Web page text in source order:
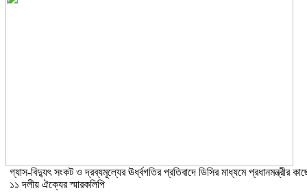
গ্যাস-বিদ্যুৎ সংকট ও দ্রব্যমূল্যের ঊর্ধ্বগতির প্রতিবাদে ডিসির মাধ্যমে প্রধানমন্ত্রীর
১১ দলীয় ঐক্যের স্মারকলিপি